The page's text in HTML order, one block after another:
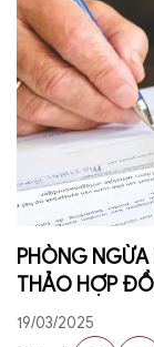
PHÒNG NGỪA
THẢO HỢP
19/03/2025